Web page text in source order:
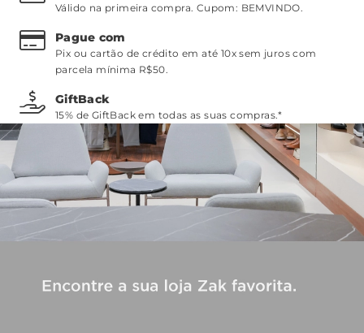
Válido na primeira compra. Cupom: BEMVINDO.
Pague com
Pix ou cartão de crédito em até 10x sem juros com
parcela mínima R$50.
GiftBack
15% de GiftBack em todas as suas compras.*